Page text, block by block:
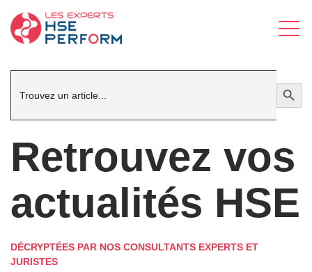
Search
Search Button
Retrouvez vos
actualités HSE
DÉCRYPTÉES PAR NOS CONSULTANTS EXPERTS ET
JURISTES